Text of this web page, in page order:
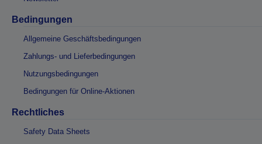
Bedingungen
Allgemeine Geschäftsbedingungen
Zahlungs- und Lieferbedingungen
Nutzungsbedingungen
Bedingungen für Online-Aktionen
Rechtliches
Safety Data Sheets